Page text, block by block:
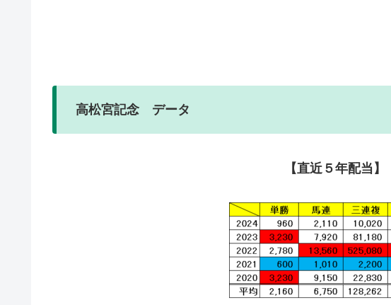
高松宮記念 データ
【直近５年配当】